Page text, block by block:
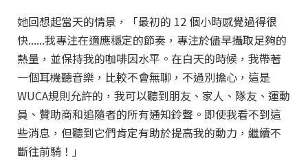
她回想起當天的情景，「最初的 12 個小時感覺過得很
快......我專注在適應穩定的節奏，專注於儘早攝取足夠的
熱量，並保持我的咖啡因水平。在白天的時候，我帶著
一個耳機聽音樂，比較不會無聊，不過別擔心，這是
WUCA規則允許的，我可以聽到朋友、家人、隊友、運動
員、贊助商和追隨者的所有通知鈴聲。即使我看不到這
些消息，但聽到它們肯定有助於提高我的動力，繼續不
斷往前騎！」